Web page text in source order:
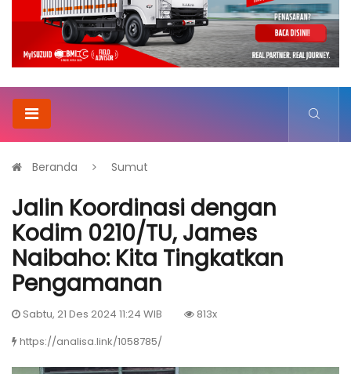
Beranda Sumut
Jalin Koordinasi dengan
Kodim 0210/TU, James
Naibaho: Kita Tingkatkan
Pengamanan
Sabtu, 21 Des 2024 11:24 WIB
813x
https://analisa.link/1058785/